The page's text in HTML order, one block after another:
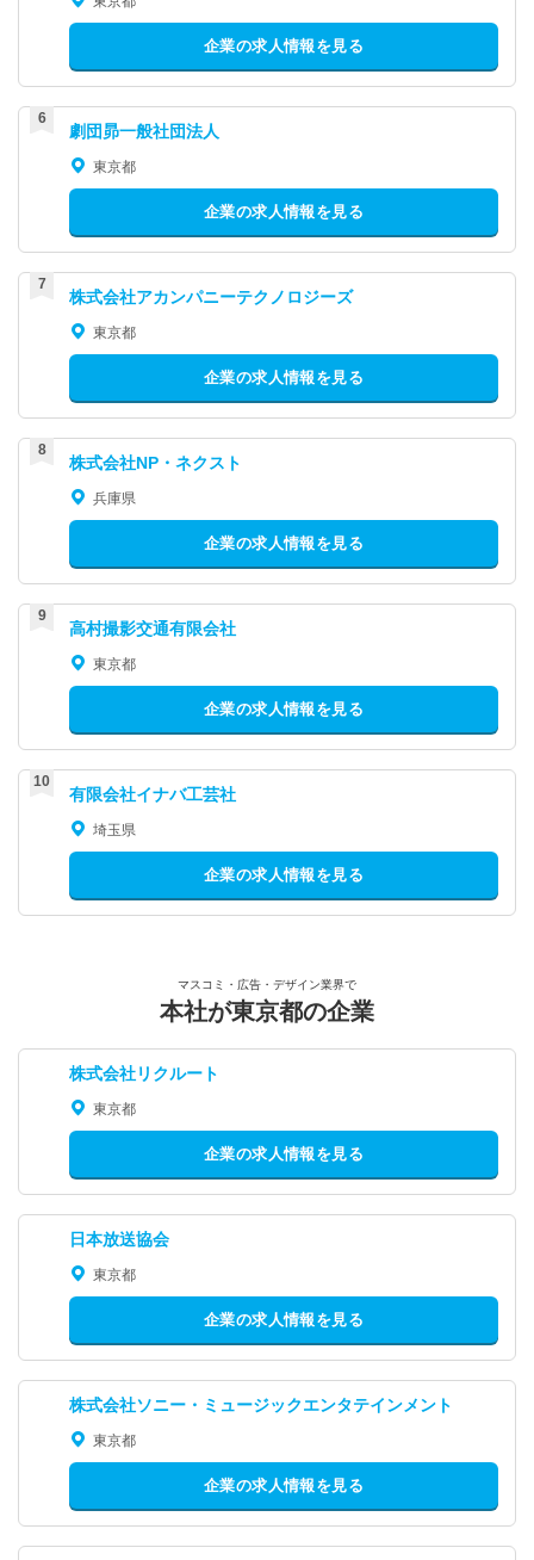
企業の求人情報を見る
劇団昴一般社団法人
東京都
企業の求人情報を見る
株式会社アカンパニーテクノロジーズ
東京都
企業の求人情報を見る
株式会社NP・ネクスト
兵庫県
企業の求人情報を見る
高村撮影交通有限会社
東京都
企業の求人情報を見る
有限会社イナバ工芸社
埼玉県
企業の求人情報を見る
マスコミ・広告・デザイン業界で
本社が東京都の企業
株式会社リクルート
東京都
企業の求人情報を見る
日本放送協会
東京都
企業の求人情報を見る
株式会社ソニー・ミュージックエンタテインメント
東京都
企業の求人情報を見る